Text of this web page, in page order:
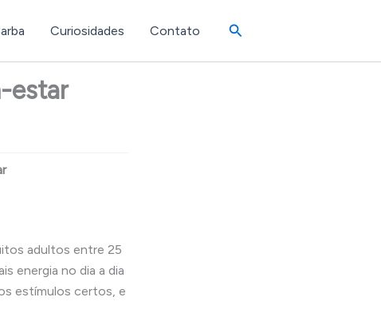
Curiosidades Contato Pesquisar
estar
adultos entre 25
energia no dia a dia
estímulos certos, e